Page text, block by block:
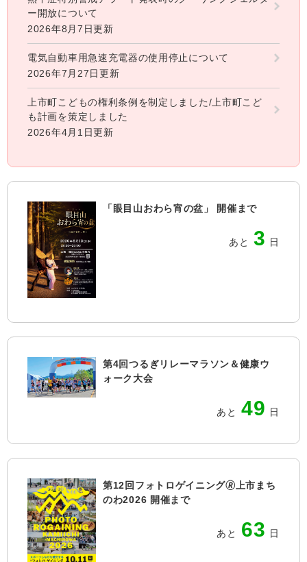
ー開放について
2026年8月7日更新
電気自動車用急速充電器の使用停止について
2026年7月27日更新
上市町こどもの権利条例を制定しました/上市町こど
も計画を策定しました
2026年4月1日更新
「眼目山おわら宵の盆」 開催まで
あと 3 日
第4回つるぎリレーマラソン＆健康ウ
ォーク大会
あと 49 日
第12回フォトロゲイニング🄬上市まち
のわ2026 開催まで
あと 63 日